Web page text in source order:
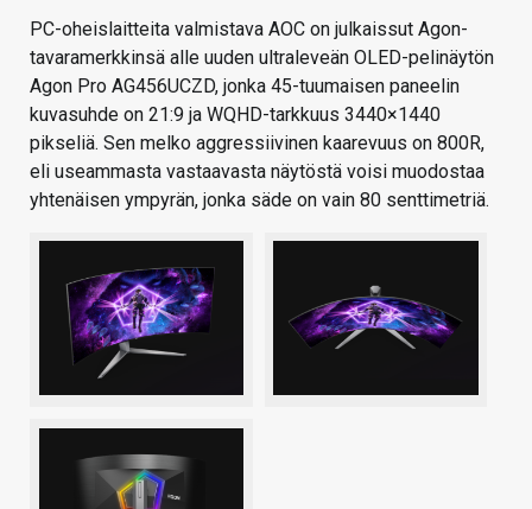
PC-oheislaitteita valmistava AOC on julkaissut Agon-
tavaramerkkinsä alle uuden ultraleveän OLED-pelinäytön
Agon Pro AG456UCZD, jonka 45-tuumaisen paneelin
kuvasuhde on 21:9 ja WQHD-tarkkuus 3440×1440
pikseliä. Sen melko aggressiivinen kaarevuus on 800R,
eli useammasta vastaavasta näytöstä voisi muodostaa
yhtenäisen ympyrän, jonka säde on vain 80 senttimetriä.